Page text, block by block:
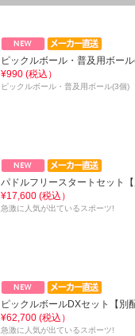
ピックルボール・普及用ボール
¥990 (税込）
ピックルボール・普及用ボール(3個)
パドルフリースタートセット【
¥17,600 (税込）
急激に人気が出ているスポーツ!
ピックルボールDXセット【別
¥62,700 (税込）
急激に人気が出ているスポーツ!